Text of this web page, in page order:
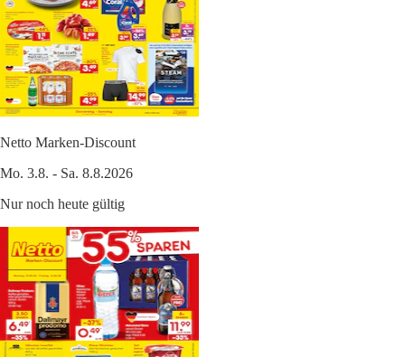
Netto Marken-Discount
Mo. 3.8. - Sa. 8.8.2026
Nur noch heute gültig